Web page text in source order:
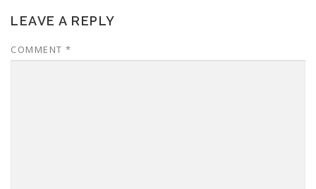
LEAVE A REPLY
COMMENT *